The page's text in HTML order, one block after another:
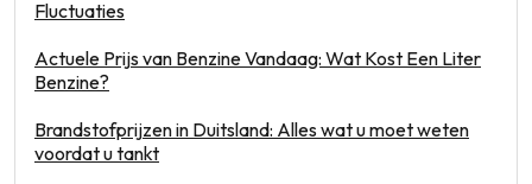
Fluctuaties
Actuele Prijs van Benzine Vandaag: Wat Kost Een Liter
Benzine?
Brandstofprijzen in Duitsland: Alles wat u moet weten
voordat u tankt